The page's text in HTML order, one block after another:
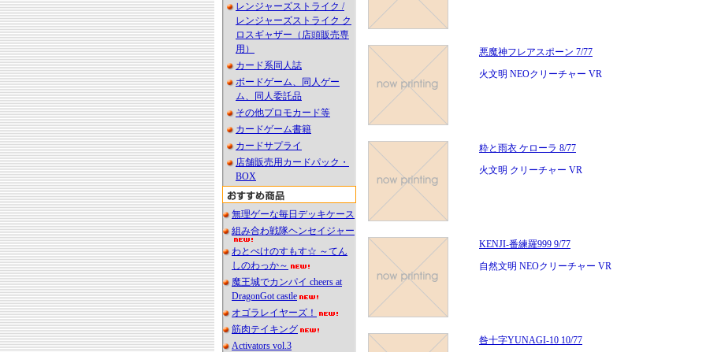
レンジャーズストライク /
レンジャーズストライク ク
ロスギャザー（店頭販売専
用）
カード系同人誌
ボードゲーム、同人ゲー
ム、同人委託品
その他プロモカード等
カードゲーム書籍
カードサプライ
店舗販売用カードパック・
BOX
無理ゲーな毎日デッキケース
組み合わ戦隊ヘンセイジャー
わとぺけのすもす☆ ～てん
しのわっか～
魔王城でカンパイ cheers at
DragonGot castle
オゴラレイヤーズ！
筋肉テイキング
Activators vol.3
悪魔神フレアスポーン 7/77
火文明 NEOクリーチャー VR
粋と雨衣 ケローラ 8/77
火文明 クリーチャー VR
KENJI-番練羅999 9/77
自然文明 NEOクリーチャー VR
咎十字YUNAGI-10 10/77